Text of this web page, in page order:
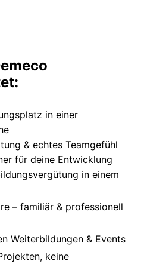
in einer
& echtes Teamgefühl
für deine Entwicklung
in einem
– familiär & professionell
Weiterbildungen & Events
keine